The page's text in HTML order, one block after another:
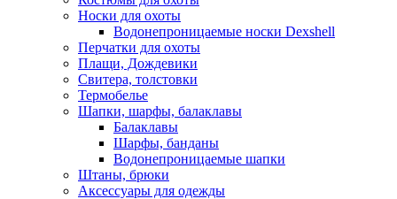
Носки для охоты
Водонепроницаемые носки Dexshell
Перчатки для охоты
Плащи, Дождевики
Свитера, толстовки
Термобелье
Шапки, шарфы, балаклавы
Балаклавы
Шарфы, банданы
Водонепроницаемые шапки
Штаны, брюки
Аксессуары для одежды